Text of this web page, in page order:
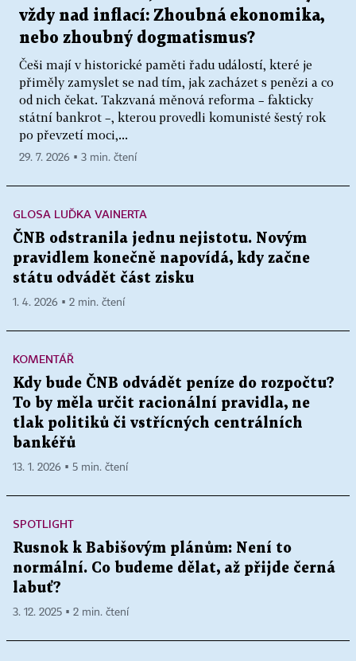
vždy nad inflací: Zhoubná ekonomika,
nebo zhoubný dogmatismus?
Češi mají v historické paměti řadu událostí, které je
přiměly zamyslet se nad tím, jak zacházet s penězi a co
od nich čekat. Takzvaná měnová reforma – fakticky
státní bankrot –, kterou provedli komunisté šestý rok
po převzetí moci,...
29. 7. 2026 ▪ 3 min. čtení
GLOSA LUĎKA VAINERTA
ČNB odstranila jednu nejistotu. Novým
pravidlem konečně napovídá, kdy začne
státu odvádět část zisku
1. 4. 2026 ▪ 2 min. čtení
KOMENTÁŘ
Kdy bude ČNB odvádět peníze do rozpočtu?
To by měla určit racionální pravidla, ne
tlak politiků či vstřícných centrálních
bankéřů
13. 1. 2026 ▪ 5 min. čtení
SPOTLIGHT
Rusnok k Babišovým plánům: Není to
normální. Co budeme dělat, až přijde černá
labuť?
3. 12. 2025 ▪ 2 min. čtení